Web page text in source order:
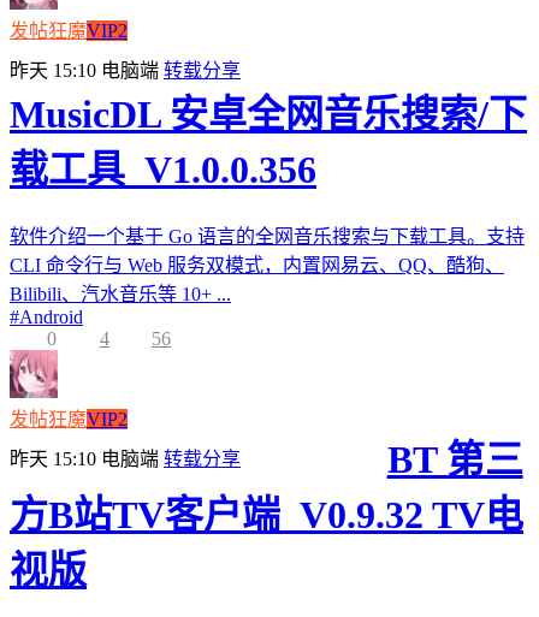
发帖狂魔VIP2
昨天 15:10 电脑端 转载分享
MusicDL 安卓全网音乐搜索/下
载工具_V1.0.0.356
软件介绍一个基于 Go 语言的全网音乐搜索与下载工具。支持
CLI 命令行与 Web 服务双模式，内置网易云、QQ、酷狗、
Bilibili、汽水音乐等 10+ ...
#Android
0
4 56
发帖狂魔VIP2
昨天 15:10 电脑端 转载分享
BT 第三
方B站TV客户端_V0.9.32 TV电
视版